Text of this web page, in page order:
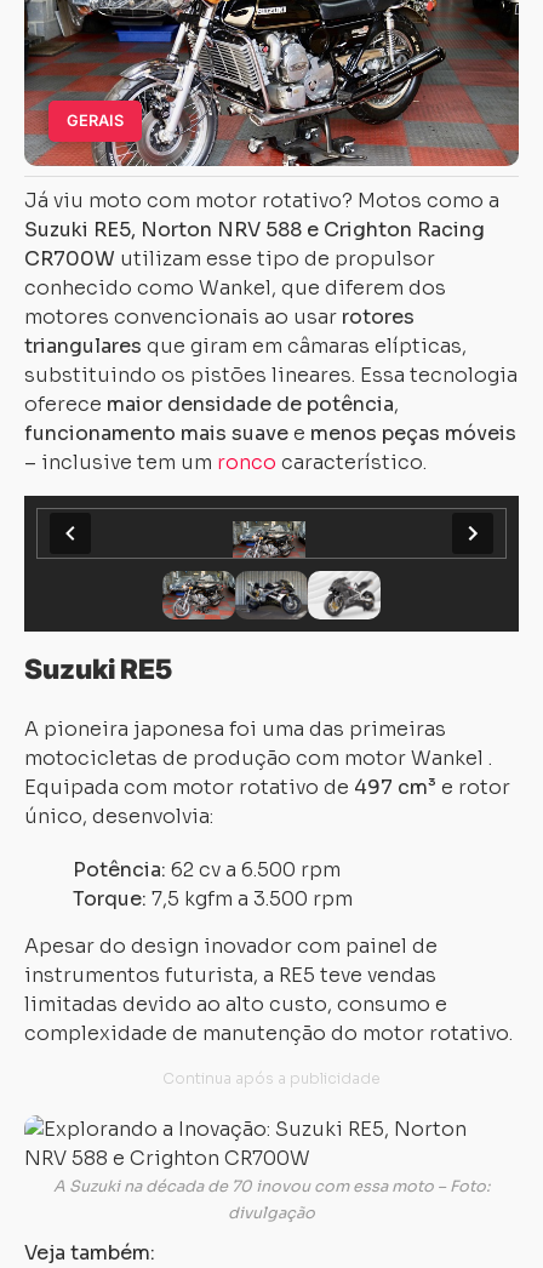
GERAIS
Já viu moto com motor rotativo? Motos como a
Suzuki RE5, Norton NRV 588 e Crighton Racing
CR700W utilizam esse tipo de propulsor
conhecido como Wankel, que diferem dos
motores convencionais ao usar rotores
triangulares que giram em câmaras elípticas,
substituindo os pistões lineares. Essa tecnologia
oferece maior densidade de potência,
funcionamento mais suavee menos peças móveis
– inclusive tem um ronco característico.
Suzuki RE5
A pioneira japonesa foi uma das primeiras
motocicletas de produção com motor Wankel .
Equipada com motor rotativo de 497 cm³ e rotor
único, desenvolvia:
Potência: 62 cv a 6.500 rpm
Torque: 7,5 kgfm a 3.500 rpm
Apesar do design inovador com painel de
instrumentos futurista, a RE5 teve vendas
limitadas devido ao alto custo, consumo e
complexidade de manutenção do motor rotativo.
A Suzuki na década de 70 inovou com essa moto – Foto:
divulgação
Veja também: